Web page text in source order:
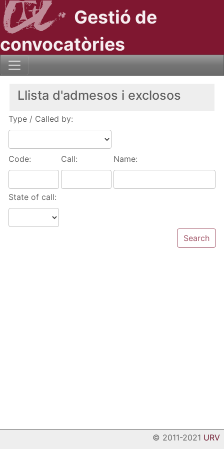
Gestió de
convocatòries
Llista d'admesos i exclosos
Type / Called by:
Code: Call: Name:
State of call:
© 2011-2021 URV